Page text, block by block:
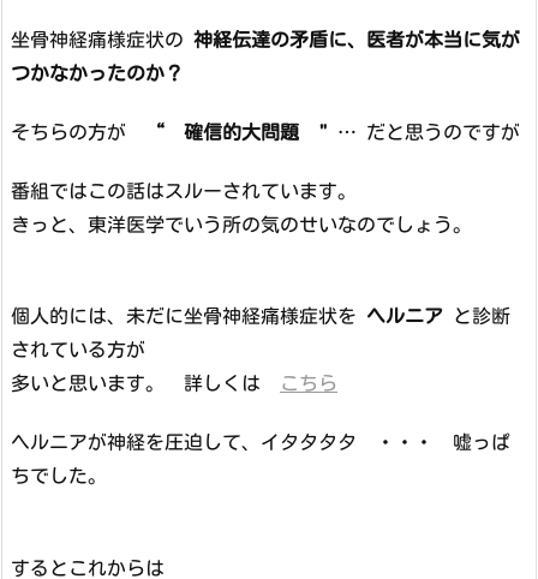
坐骨神経痛様症状の 神経伝達の矛盾に、医者が本当に気が
つかなかったのか？
そちらの方が “ 確信的大問題 " … だと思うのですが
番組ではこの話はスルーされています。
きっと、東洋医学でいう所の気のせいなのでしょう。
個人的には、未だに坐骨神経痛様症状を ヘルニア と診断
されている方が
多いと思います。 詳しくは
こちら
ヘルニアが神経を圧迫して、イタタタタ ・・・ 嘘っぱ
ちでした。
するとこれからは